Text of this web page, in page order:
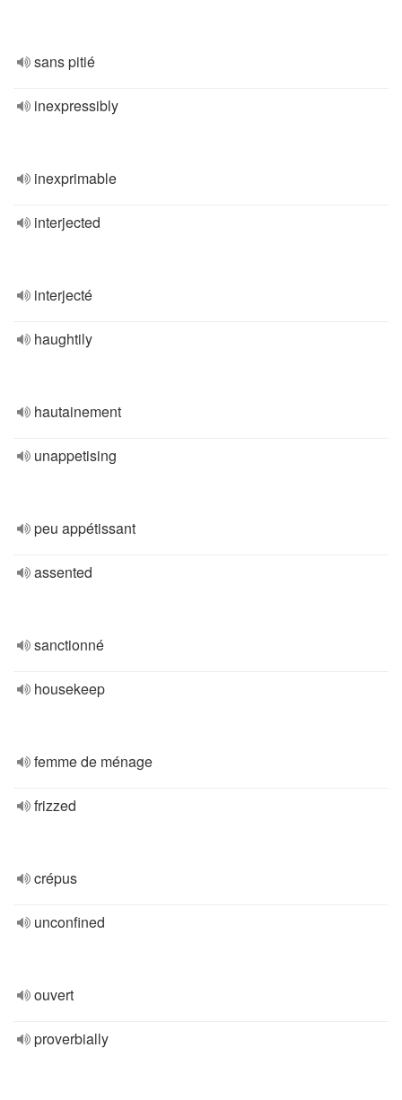
sans pitié
inexpressibly
inexprimable
interjected
interjecté
haughtily
hautainement
unappetising
peu appétissant
assented
sanctionné
housekeep
femme de ménage
frizzed
crépus
unconfined
ouvert
proverbially